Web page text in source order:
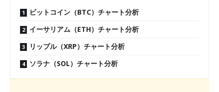
ビットコイン（BTC）チャート分析
イーサリアム（ETH）チャート分析
リップル（XRP）チャート分析
ソラナ（SOL）チャート分析